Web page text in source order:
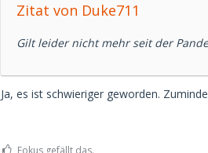
Zitat von Duke711
Gilt leider nicht mehr seit der
Ja, es ist schwieriger geworden.
Fokus gefällt das.